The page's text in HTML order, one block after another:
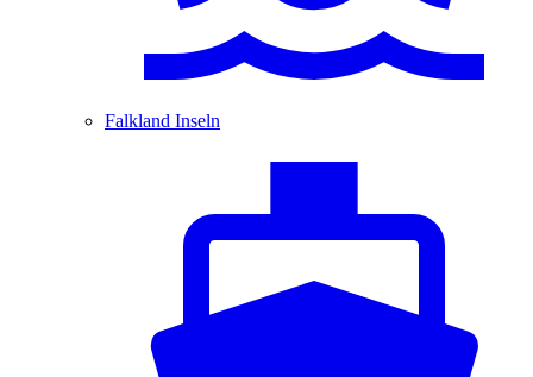
Falkland Inseln